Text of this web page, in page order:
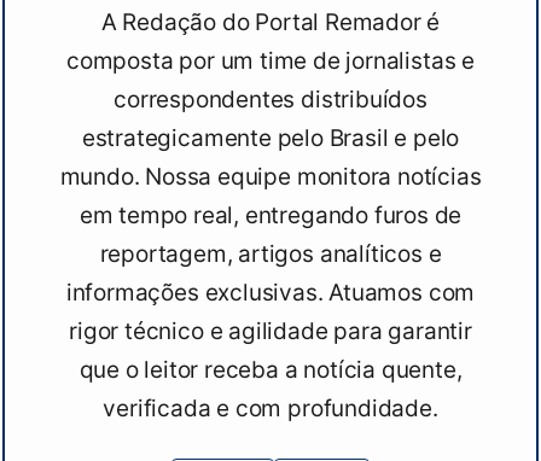
A Redação do Portal Remador é
composta por um time de jornalistas e
correspondentes distribuídos
estrategicamente pelo Brasil e pelo
mundo. Nossa equipe monitora notícias
em tempo real, entregando furos de
reportagem, artigos analíticos e
informações exclusivas. Atuamos com
rigor técnico e agilidade para garantir
que o leitor receba a notícia quente,
verificada e com profundidade.